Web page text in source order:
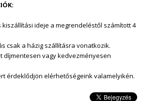
kiszállítási ideje a megrendeléstől számított 4
csak a házig szállításra vonatkozik.
díjmentesen vagy kedvezményesen
érdeklődjön elérhetőségeink valamelyikén.